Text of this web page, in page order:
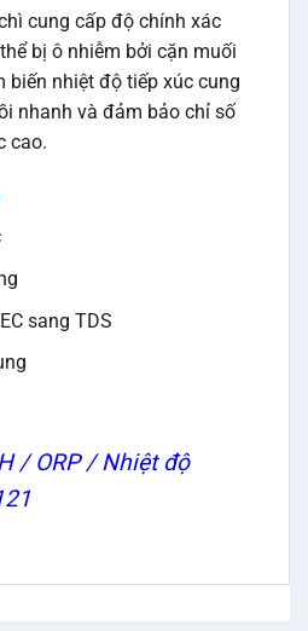
cung cấp độ chính xác
bị ô nhiễm bởi cặn muối
biến nhiệt độ tiếp xúc cung
nhanh và đảm bảo chỉ số
cao.
sang TDS
/ ORP / Nhiệt độ